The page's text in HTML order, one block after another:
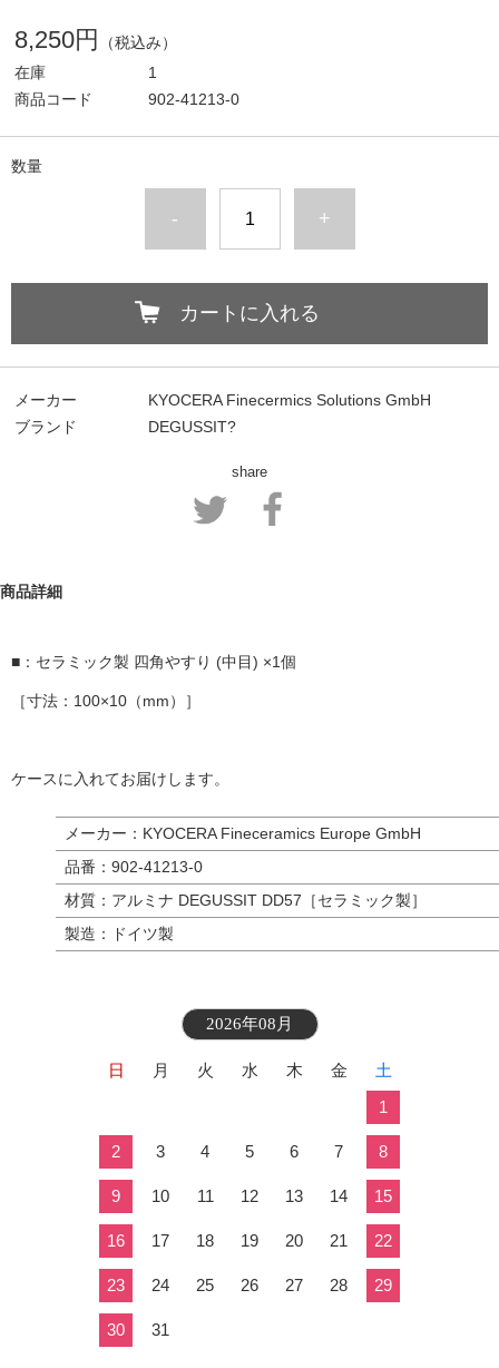
8,250円
（税込み）
在庫
1
商品コード
902-41213-0
数量
- +
カートに入れる
メーカー
KYOCERA Finecermics Solutions GmbH
ブランド
DEGUSSIT?
share
商品詳細
■：セラミック製 四角やすり (中目) ×1個
［寸法：100×10（mm）］
ケースに入れてお届けします。
メーカー：KYOCERA Fineceramics Europe GmbH
品番：902-41213-0
材質：アルミナ DEGUSSIT DD57［セラミック製］
製造：ドイツ製
2026年08月
日 月 火 水 木 金
土
1
2 3 4 5 6 7 8
9 10 11 12 13 14 15
16 17 18 19 20 21 22
23 24 25 26 27 28 29
30 31